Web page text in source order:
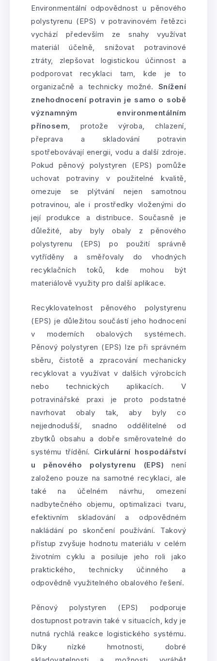
Environmentální odpovědnost u pěnového
polystyrenu (EPS) v potravinovém řetězci
vychází především ze snahy využívat
materiál účelně, snižovat potravinové
ztráty, zlepšovat logistickou účinnost a
podporovat recyklaci tam, kde je to
organizačně a technicky možné. Snížení
znehodnocení potravin je samo o sobě
významným environmentálním
přínosem, protože výroba, chlazení,
přeprava a skladování potravin
spotřebovávají energii, vodu a další zdroje.
Pokud pěnový polystyren (EPS) pomůže
uchovat potraviny v použitelné kvalitě,
omezuje se plýtvání nejen samotnou
potravinou, ale i prostředky vloženými do
její produkce a distribuce. Současně je
důležité, aby byly obaly z pěnového
polystyrenu (EPS) po použití správně
vytříděny a směřovaly do vhodných
recyklačních toků, kde mohou být
materiálově využity pro další aplikace.
Recyklovatelnost pěnového polystyrenu
(EPS) je důležitou součástí jeho hodnocení
v moderních obalových systémech.
Pěnový polystyren (EPS) lze při správném
sběru, čistotě a zpracování mechanicky
recyklovat a využívat v dalších výrobcích
nebo technických aplikacích. V
potravinářské praxi je proto podstatné
navrhovat obaly tak, aby byly co
nejjednodušší, snadno oddělitelné od
zbytků obsahu a dobře směrovatelné do
systému třídění. Cirkulární hospodářství
u pěnového polystyrenu (EPS) není
založeno pouze na samotné recyklaci, ale
také na účelném návrhu, omezení
nadbytečného objemu, optimalizaci tvaru,
efektivním skladování a odpovědném
nakládání po skončení používání. Takový
přístup zvyšuje hodnotu materiálu v celém
životním cyklu a posiluje jeho roli jako
praktického, technicky účinného a
odpovědně využitelného obalového řešení.
Pěnový polystyren (EPS) podporuje
dostupnost potravin také v situacích, kdy je
nutná rychlá reakce logistického systému.
Díky nízké hmotnosti, dobré